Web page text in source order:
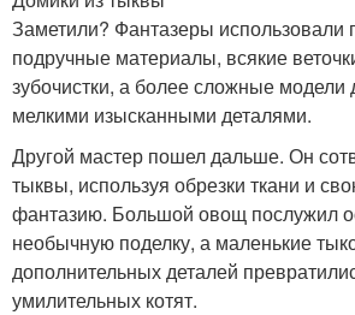
Заметили? Фантазеры использовали
подручные материалы, всякие
зубочистки, а более сложные модели
мелкими изысканными деталями.
Другой мастер пошел дальше. Он
тыквы, используя обрезки ткани и
фантазию. Большой овощ послужил
необычную поделку, а маленькие
дополнительных деталей
умилительных котят.